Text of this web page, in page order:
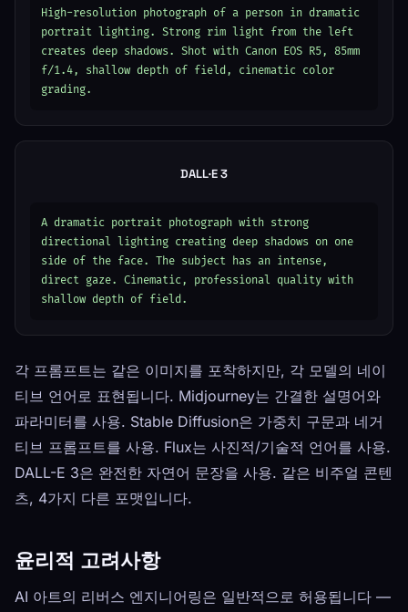
High-resolution photograph of a person in dramatic
portrait lighting. Strong rim light from the left
creates deep shadows. Shot with Canon EOS R5, 85mm
f/1.4, shallow depth of field, cinematic color
grading.
DALL·E 3
A dramatic portrait photograph with strong
directional lighting creating deep shadows on one
side of the face. The subject has an intense,
direct gaze. Cinematic, professional quality with
shallow depth of field.
각 프롬프트는 같은 이미지를 포착하지만, 각 모델의 네이
티브 언어로 표현됩니다. Midjourney는 간결한 설명어와
파라미터를 사용. Stable Diffusion은 가중치 구문과 네거
티브 프롬프트를 사용. Flux는 사진적/기술적 언어를 사용.
DALL-E 3은 완전한 자연어 문장을 사용. 같은 비주얼 콘텐
츠, 4가지 다른 포맷입니다.
윤리적 고려사항
AI 아트의 리버스 엔지니어링은 일반적으로 허용됩니다 —